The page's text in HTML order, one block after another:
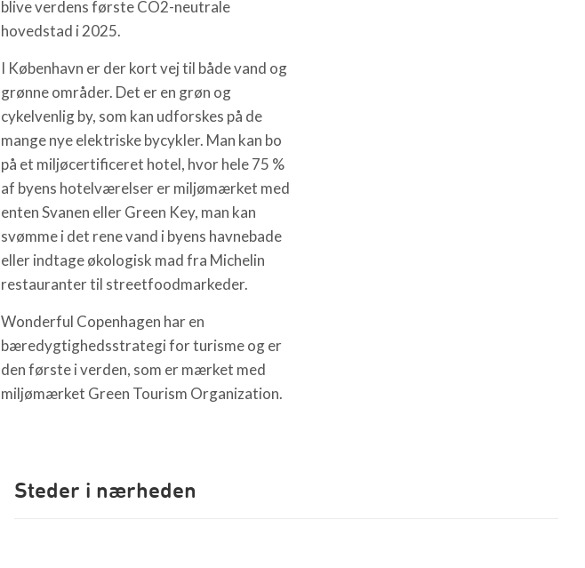
blive verdens første CO2-neutrale
hovedstad i 2025.
I København er der kort vej til både vand og
grønne områder. Det er en grøn og
cykelvenlig by, som kan udforskes på de
mange nye elektriske bycykler. Man kan bo
på et miljøcertificeret hotel, hvor hele 75 %
af byens hotelværelser er miljømærket med
enten Svanen eller Green Key, man kan
svømme i det rene vand i byens havnebade
eller indtage økologisk mad fra Michelin
restauranter til streetfoodmarkeder.
Wonderful Copenhagen har en
bæredygtighedsstrategi for turisme og er
den første i verden, som er mærket med
miljømærket Green Tourism Organization.
Steder i nærheden